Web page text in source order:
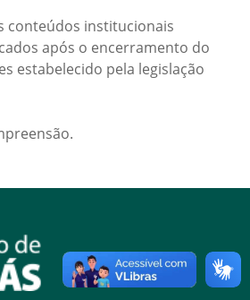
conteúdos institucionais
após o encerramento do
estabelecido pela legislação